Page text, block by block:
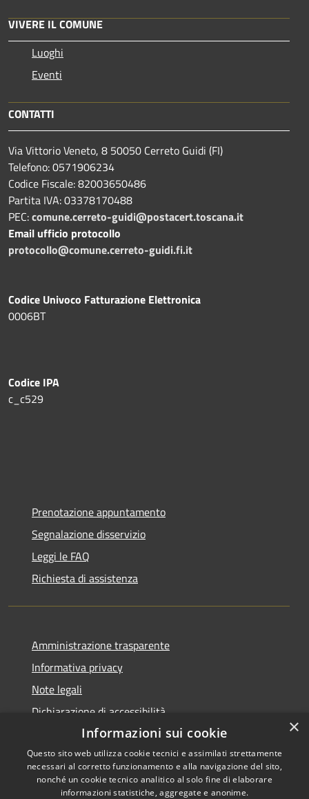
VIVERE IL COMUNE
Luoghi
Eventi
CONTATTI
Via Vittorio Veneto, 8 50050 Cerreto Guidi (FI)
Telefono: 0571906234
Codice Fiscale: 82003650486
Partita IVA: 03378170488
PEC:comune.cerreto-guidi@postacert.toscana.it
Email ufficio protocollo
protocollo@comune.cerreto-guidi.fi.it
Codice Univoco Fatturazione Elettronica
0006BT
Codice IPA
c_c529
Prenotazione appuntamento
Segnalazione disservizio
Leggi le FAQ
Richiesta di assistenza
Amministrazione trasparente
Informativa privacy
Note legali
Dichiarazione di accessibilità
Copyright © 2026 • Comune di
×
Informazioni sui cookie
Questo sito web utilizza cookie tecnici e assimilati strettamente
necessari al corretto funzionamento e alla navigazione del sito,
nonché un cookie tecnico analitico al solo fine di elaborare
informazioni statistiche, aggregate e anonime.